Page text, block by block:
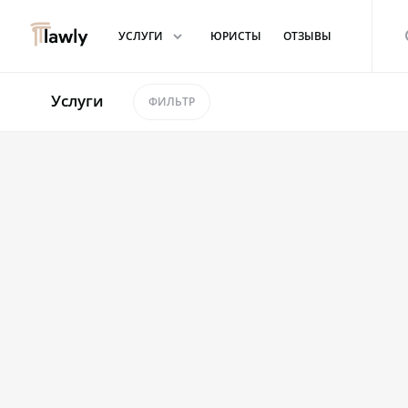
УСЛУГИ arrowdown ЮРИСТЫ ОТЗЫВЫ
Услуги ФИЛЬТР